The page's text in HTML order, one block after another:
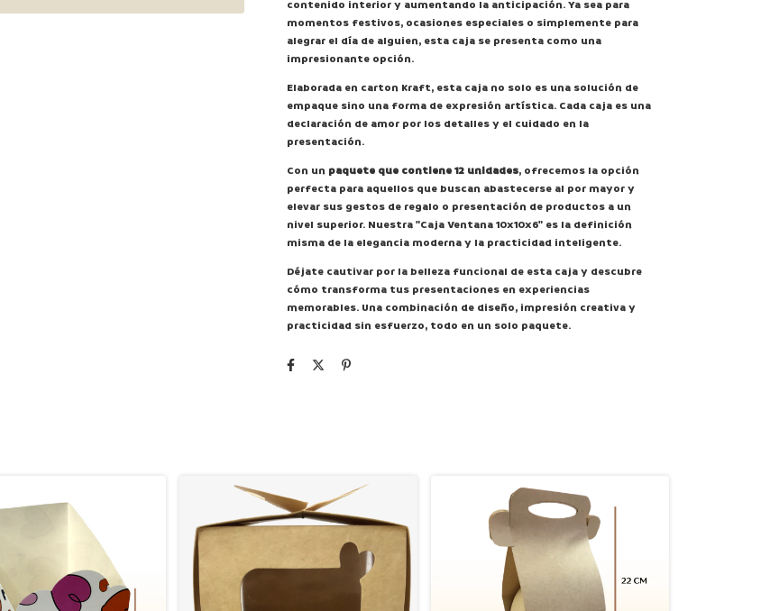
contenido interior y aumentando la anticipación. Ya sea para
momentos festivos, ocasiones especiales o simplemente para
alegrar el día de alguien, esta caja se presenta como una
impresionante opción.
Elaborada en carton Kraft, esta caja no solo es una solución de
empaque sino una forma de expresión artística. Cada caja es una
declaración de amor por los detalles y el cuidado en la
presentación.
Con un paquete que contiene 12 unidades, ofrecemos la opción
perfecta para aquellos que buscan abastecerse al por mayor y
elevar sus gestos de regalo o presentación de productos a un
nivel superior. Nuestra "Caja Ventana 10x10x6" es la definición
misma de la elegancia moderna y la practicidad inteligente.
Déjate cautivar por la belleza funcional de esta caja y descubre
cómo transforma tus presentaciones en experiencias
memorables. Una combinación de diseño, impresión creativa y
practicidad sin esfuerzo, todo en un solo paquete.